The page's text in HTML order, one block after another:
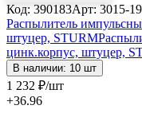
Код: 390183Арт: 3015-
Распылитель
штуцер, STURM
цинк.корпус, штуцер,
В наличии: 10 шт
1 232 ₽/шт
+36.96